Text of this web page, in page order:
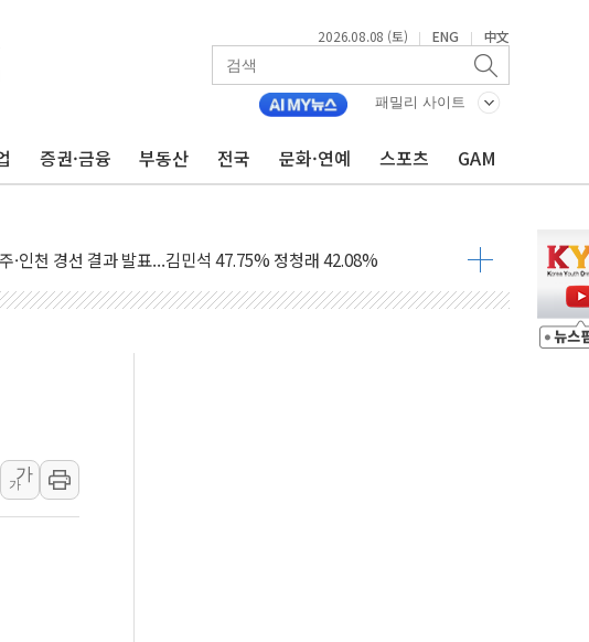
2026.08.08 (토) | ENG | 中文
패밀리 사이트
증권·금융 부동산 전국 문화·연예 스포츠 GAM
보'-포항 '산사태 주의보'...경북도, 호우 피해·통제구간 없어
정청래에 '0.86%p' 차 재역전 성공...金 45.42% vs 鄭 44.56%
주·인천 경선서 정청래에 승리...47.75% vs 42.08%
당대표 후보
경선 결과 발표...김민석 45.09% 정청래 43.27% 송영길 11.63%
경선 결과 발표...김민석 52.64% 정청래 39.89% 송영길 7.47%
략 만지작…공습 한계·탄약 부족 현실화
시간당 최대 50㎜ 폭우…강원 동해안 강한 비 이어져
택가서 흉기 난동…60대 남성 2명 숨져
때문에 손해 보는 일 없게"…'결혼 페널티' 22개 과제 손본다
해상서 모터보트 전복…1명 사망·1명 실종
가
가